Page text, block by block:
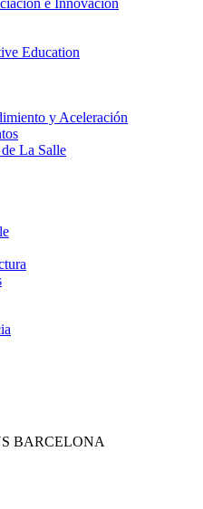
e Innovación
Education
y Aceleración
La Salle
BARCELONA